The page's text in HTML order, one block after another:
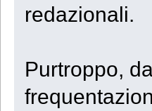
redazionali.
Purtroppo,